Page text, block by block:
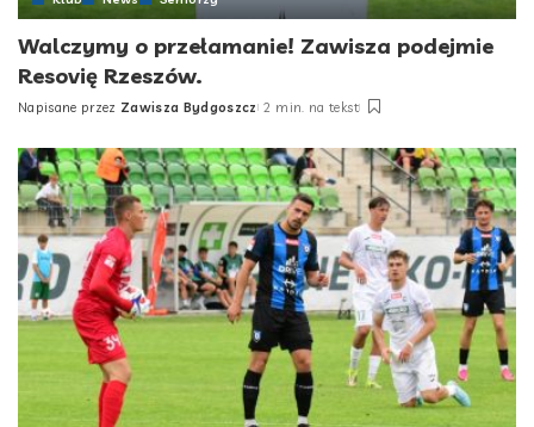
Walczymy o przełamanie! Zawisza podejmie
Resovię Rzeszów.
Posted
Napisane przez Zawisza Bydgoszcz 2 min. na tekst